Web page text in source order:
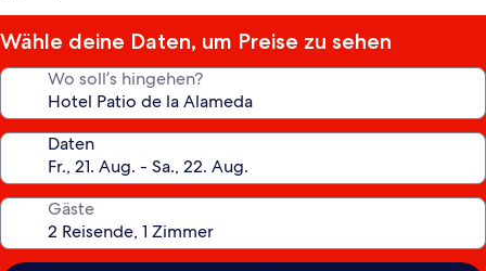
Wähle deine Daten, um Preise zu sehen
Wo soll’s hingehen?
Daten
Gäste